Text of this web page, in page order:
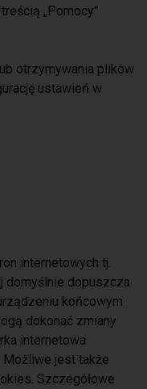
„Pomocy”
otrzymywania plików
ustawień w
internetowych tj.
domyślnie dopuszcza
końcowym
dokonać zmiany
internetowa
Możliwe jest także
Szczegółowe